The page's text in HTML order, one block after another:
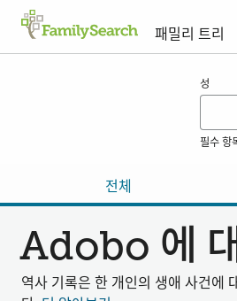
패밀리 트리
성
필수 항
전체
Adobo 에
역사 기록은 한 개인의 생애 사건에